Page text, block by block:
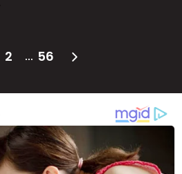
2 ... 56